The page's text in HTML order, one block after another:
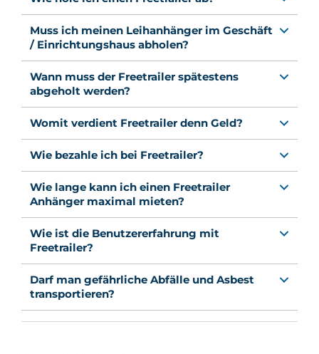
Muss ich meinen Leihanhänger im Geschäft
/ Einrichtungshaus abholen?
Wann muss der Freetrailer spätestens
abgeholt werden?
Womit verdient Freetrailer denn Geld?
Wie bezahle ich bei Freetrailer?
Wie lange kann ich einen Freetrailer
Anhänger maximal mieten?
Wie ist die Benutzererfahrung mit
Freetrailer?
Darf man gefährliche Abfälle und Asbest
transportieren?